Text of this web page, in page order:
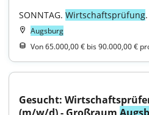
SONNTAG. Wirtschaftsprüfung
Augsburg
Von 65.000,00 € bis 90.000,00 €
Gesucht: